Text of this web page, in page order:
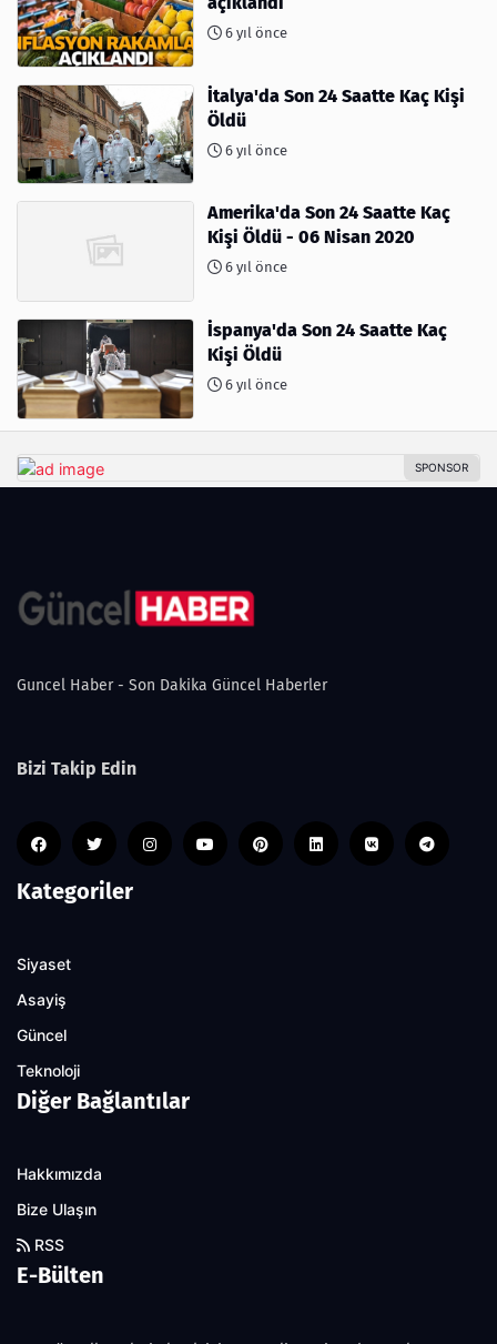
6 yıl önce
İtalya'da Son 24 Saatte Kaç Kişi
Öldü
6 yıl önce
Amerika'da Son 24 Saatte Kaç
Kişi Öldü - 06 Nisan 2020
6 yıl önce
İspanya'da Son 24 Saatte Kaç
Kişi Öldü
6 yıl önce
Guncel Haber - Son Dakika Güncel Haberler
Bizi Takip Edin
Kategoriler
Siyaset
Asayiş
Güncel
Teknoloji
Diğer Bağlantılar
Hakkımızda
Bize Ulaşın
RSS
E-Bülten